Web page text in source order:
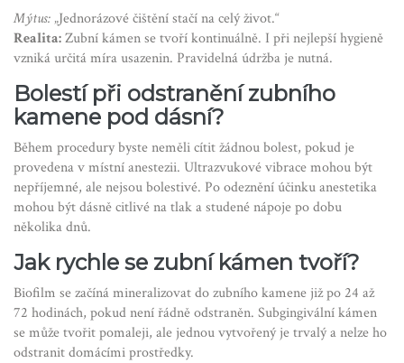
Mýtus: „Jednorázové čištění stačí na celý život.“
Realita:Zubní kámen se tvoří kontinuálně. I při nejlepší hygieně
vzniká určitá míra usazenin. Pravidelná údržba je nutná.
Bolestí při odstranění zubního
kamene pod dásní?
Během procedury byste neměli cítit žádnou bolest, pokud je
provedena v místní anestezii. Ultrazvukové vibrace mohou být
nepříjemné, ale nejsou bolestivé. Po odeznění účinku anestetika
mohou být dásně citlivé na tlak a studené nápoje po dobu
několika dnů.
Jak rychle se zubní kámen tvoří?
Biofilm se začíná mineralizovat do zubního kamene již po 24 až
72 hodinách, pokud není řádně odstraněn. Subgingivální kámen
se může tvořit pomaleji, ale jednou vytvořený je trvalý a nelze ho
odstranit domácími prostředky.